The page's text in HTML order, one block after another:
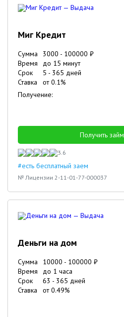
Миг Кредит
Сумма 3000 - 100000 ₽
Время
до 15 минут
Срок
5 - 365 дней
Ставка
от0.1%
Получение:
Получить займ
3.6
#есть бесплатный заем
№ Лицензии 2-11-01-77-000037
Деньги на дом
Сумма 10000 - 100000 ₽
Время
до 1 часа
Срок
63 - 365 дней
Ставка
от0.49%